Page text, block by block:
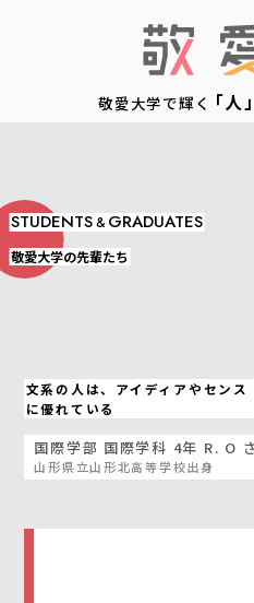
敬愛大学で輝く「人
STUDENTS&GRADUATES
敬愛大学の先輩たち
文系の人は、アイディアやセンス
に優れている
国際学部 国際学科 4年 R. O
山形県立山形北高等学校出身